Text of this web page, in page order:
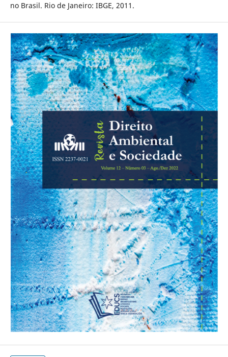
no Brasil. Rio de Janeiro: IBGE, 2011.